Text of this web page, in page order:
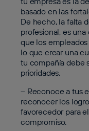
basado en las
De hecho, la falta
profesional, es
que los
lo que crear una
tu compañía debe
prioridades.
– Reconoce a tus
reconocer los
favorecedor para
compromiso.